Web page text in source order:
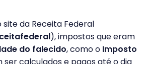
da Receita Federal
), impostos que eram
do falecido, como o Imposto